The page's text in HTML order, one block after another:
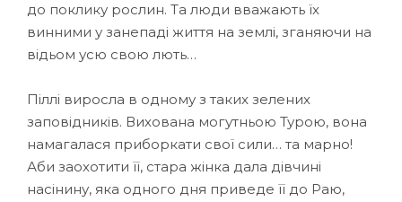
до поклику рослин. Та люди вважають їх
винними у занепаді життя на землі, зганяючи на
відьом усю свою лють…
Піллі виросла в одному з таких зелених
заповідників. Вихована могутньою Турою, вона
намагалася приборкати свої сили… та марно!
Аби заохотити її, стара жінка дала дівчині
насінину, яка одного дня приведе її до Раю,